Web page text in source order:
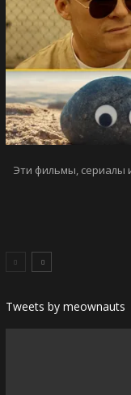
Эти фильмы, сериалы
Tweets by meownauts